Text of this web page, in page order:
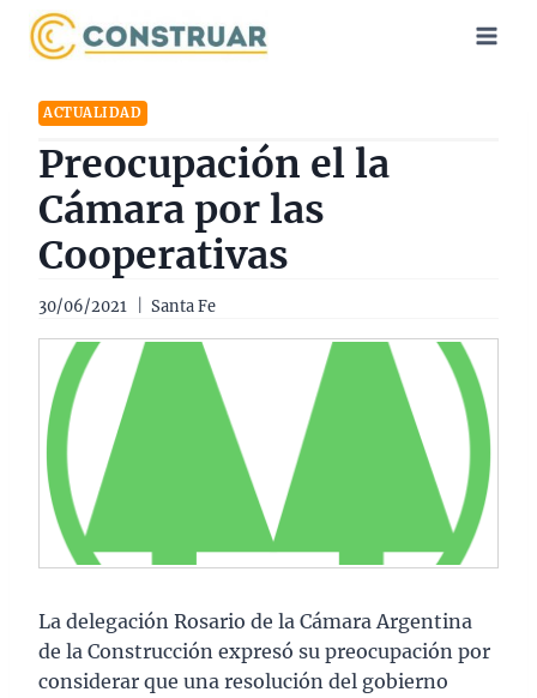
Saltar
ACTUALIDAD
Preocupación el la
Cámara por las
Cooperativas
30/06/2021 Santa Fe
La delegación Rosario de la Cámara Argentina
de la Construcción expresó su preocupación por
considerar que una resolución del gobierno